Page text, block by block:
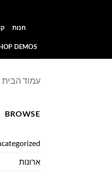
חנות
DEMOS
עמוד הבית
BROWSE
ארונות